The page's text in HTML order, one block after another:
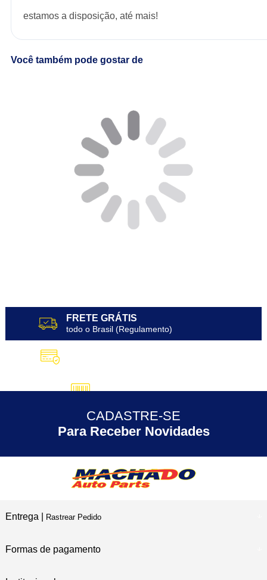
estamos a disposição, até mais!
Você também pode gostar de
FRETE GRÁTIS
todo o Brasil (Regulamento)
5% DESCONTO no Pix
30 ANOS
CADASTRE-SE
Para Receber Novidades
Entrega | Rastrear Pedido
Formas de pagamento